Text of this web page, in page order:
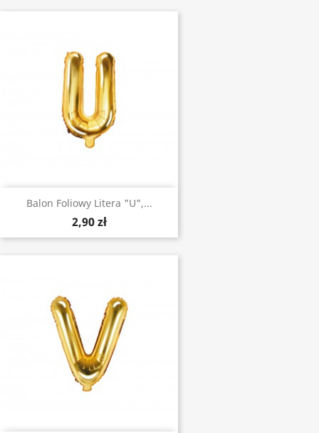
Balon Foliowy Litera "U",...
2,90 zł